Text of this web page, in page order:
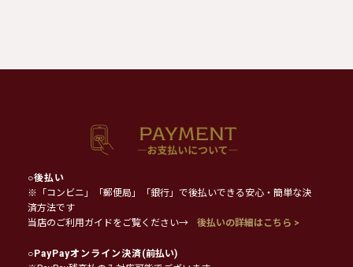
○後払い
※「コンビニ」「郵便局」「銀行」で後払いできる安心・簡単な決
済方法です
当店のご利用ガイドをご覧ください→
後払いの詳細はこちら >
○PayPayオンライン決済(前払い)